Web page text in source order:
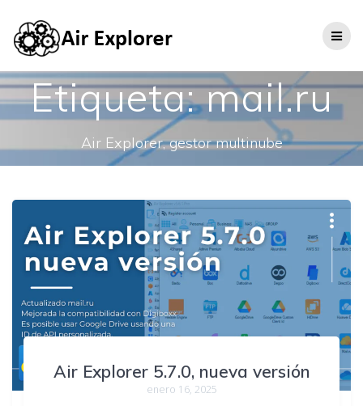
Etiqueta:mail.ru
Air Explorer, gestor multinube
Air Explorer 5.7.0, nueva versión
enero 16, 2025